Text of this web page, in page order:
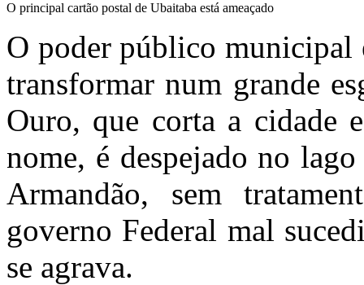
O principal cartão postal de Ubaitaba está ameaçado
O poder público municipal
transformar num grande
Ouro, que corta a cidade
nome, é despejado no
Armandão, sem
governo Federal mal
se agrava.